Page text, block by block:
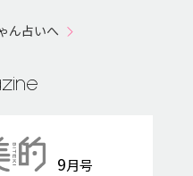
ん占いへ
9月号